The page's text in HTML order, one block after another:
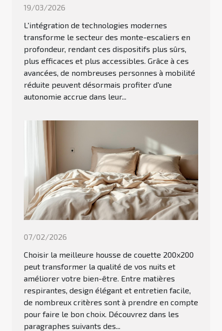
19/03/2026
L'intégration de technologies modernes
transforme le secteur des monte-escaliers en
profondeur, rendant ces dispositifs plus sûrs,
plus efficaces et plus accessibles. Grâce à ces
avancées, de nombreuses personnes à mobilité
réduite peuvent désormais profiter d'une
autonomie accrue dans leur...
07/02/2026
Choisir la meilleure housse de couette 200x200
peut transformer la qualité de vos nuits et
améliorer votre bien-être. Entre matières
respirantes, design élégant et entretien facile,
de nombreux critères sont à prendre en compte
pour faire le bon choix. Découvrez dans les
paragraphes suivants des...